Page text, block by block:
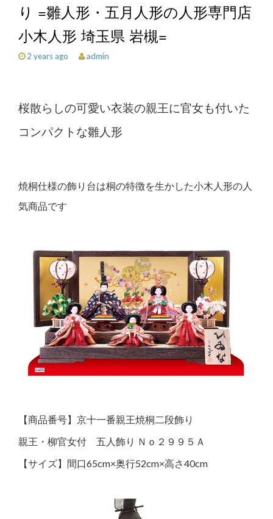
り =雛人形・五月人形の人形専門店
小木人形 埼玉県 岩槻=
2 years ago admin
桜散らしの可愛い衣装の親王に官女も付いた
コンパクトな雛人形
焼桐仕様の飾り台は桐の特徴を生かした小木人形の人
気商品です
【商品番号】京十一番親王焼桐二段飾り
親王・柳官女付 五人飾り Ｎｏ２９９５Ａ
【サイズ】間口65cm×奥行52cm×高さ40cm